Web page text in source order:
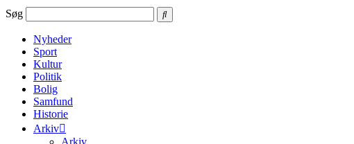
Søg
Nyheder
Sport
Kultur
Politik
Bolig
Samfund
Historie
Arkiv
Arkiv